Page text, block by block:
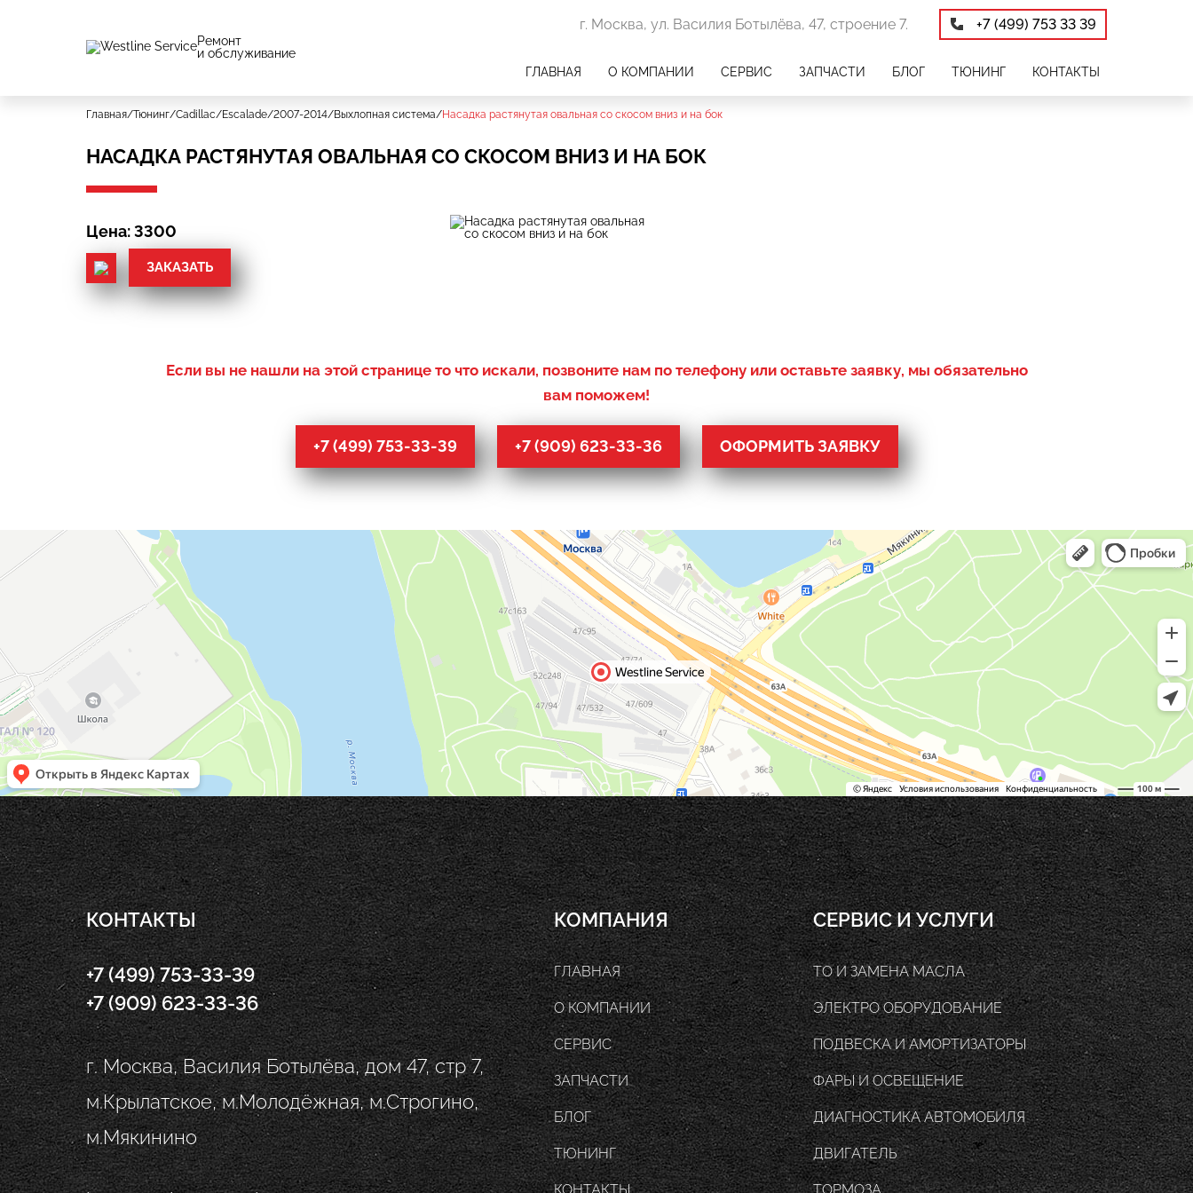
Ремонт
и обслуживание
+7 (499) 753 33 39
г. Москва, ул. Василия Ботылёва, 47, строение 7.
ГЛАВНАЯ О КОМПАНИИ СЕРВИС ЗАПЧАСТИ БЛОГ ТЮНИНГ КОНТАКТЫ
Главная/Тюнинг/Cadillac/Escalade/2007-2014/Выхлопная система/Насадка растянутая овальная со скосом вниз и на бок
НАСАДКА РАСТЯНУТАЯ ОВАЛЬНАЯ СО СКОСОМ ВНИЗ И НА БОК
Цена: 3300
ЗАКАЗАТЬ
Если вы не нашли на этой странице то что искали, позвоните нам по телефону или оставьте заявку, мы обязательно
вам поможем!
+7 (499) 753-33-39 +7 (909) 623-33-36 ОФОРМИТЬ ЗАЯВКУ
СЕРВИС И УСЛУГИ
ТО И ЗАМЕНА МАСЛА
ЭЛЕКТРО ОБОРУДОВАНИЕ
ПОДВЕСКА И АМОРТИЗАТОРЫ
ФАРЫ И ОСВЕЩЕНИЕ
ДИАГНОСТИКА АВТОМОБИЛЯ
ДВИГАТЕЛЬ
КОМПАНИЯ
ГЛАВНАЯ
О КОМПАНИИ
СЕРВИС
ЗАПЧАСТИ
БЛОГ
ТЮНИНГ
КОНТАКТЫ
+7 (499) 753-33-39
+7 (909) 623-33-36
г. Москва, Василия Ботылёва, дом 47, стр 7,
м.Крылатское, м.Молодёжная, м.Строгино,
м.Мякинино